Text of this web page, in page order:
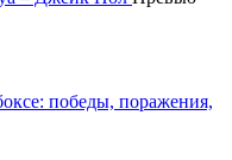
победы, поражения,